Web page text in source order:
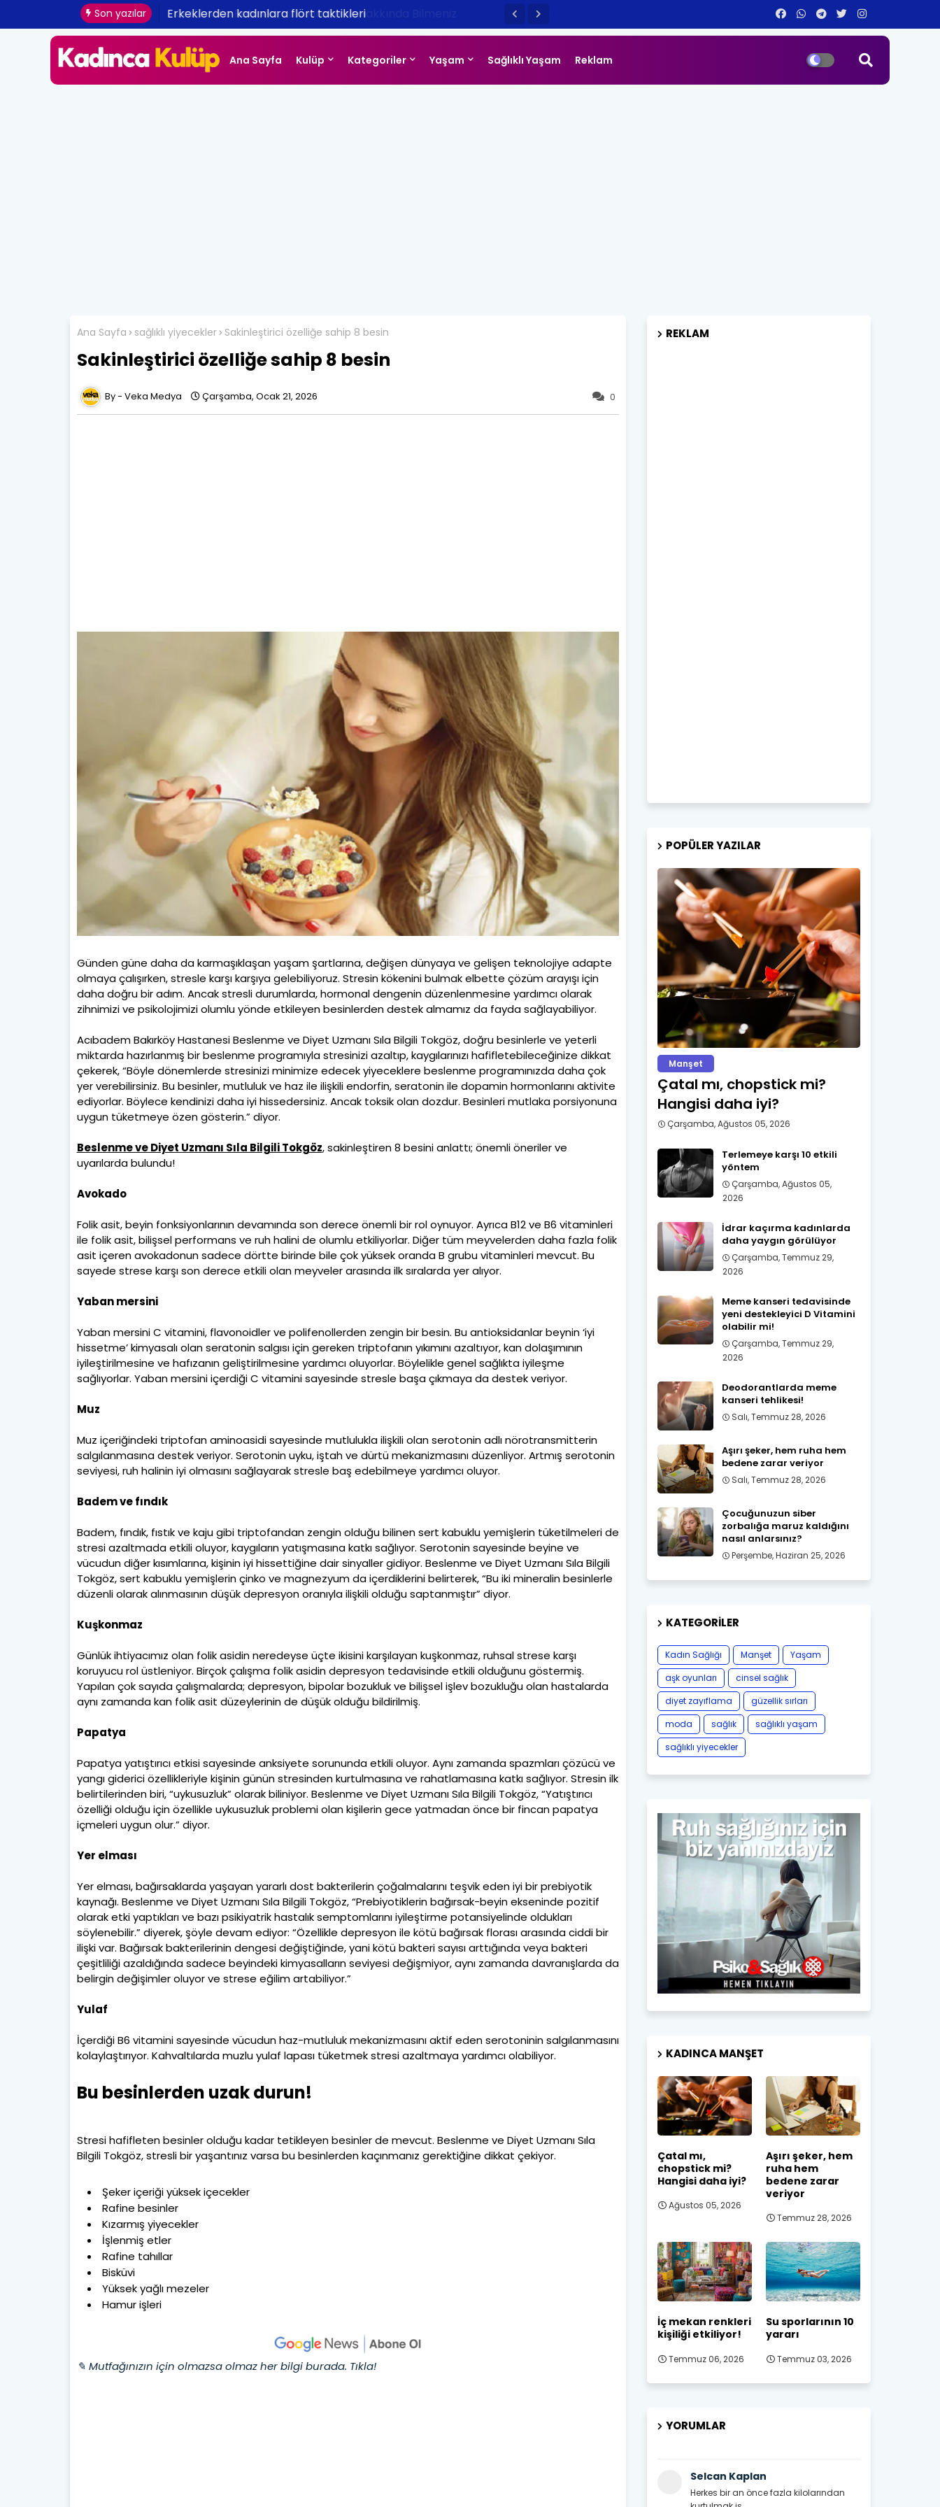
Son yazılar Erkeklerden kadınlara flört taktikleri
Ana Sayfa Kulüp Kategoriler Yaşam Sağlıklı Yaşam Reklam
Ana Sayfa sağlıklı yiyecekler Sakinleştirici özelliğe sahip 8 besin
Sakinleştirici özelliğe sahip 8 besin
0
Veka Medya Çarşamba, Ocak 21, 2026
Günden güne daha da karmaşıklaşan yaşam şartlarına, değişen dünyaya ve gelişen teknolojiye adapte
olmaya çalışırken, stresle karşı karşıya gelebiliyoruz. Stresin kökenini bulmak elbette çözüm arayışı için
daha doğru bir adım. Ancak stresli durumlarda, hormonal dengenin düzenlenmesine yardımcı olarak
zihnimizi ve psikolojimizi olumlu yönde etkileyen besinlerden destek almamız da fayda sağlayabiliyor.
Acıbadem Bakırköy Hastanesi Beslenme ve Diyet Uzmanı Sıla Bilgili Tokgöz, doğru besinlerle ve yeterli
miktarda hazırlanmış bir beslenme programıyla stresinizi azaltıp, kaygılarınızı hafifletebileceğinize dikkat
çekerek, “Böyle dönemlerde stresinizi minimize edecek yiyeceklere beslenme programınızda daha çok
yer verebilirsiniz. Bu besinler, mutluluk ve haz ile ilişkili endorfin, seratonin ile dopamin hormonlarını aktivite
ediyorlar. Böylece kendinizi daha iyi hissedersiniz. Ancak toksik olan dozdur. Besinleri mutlaka porsiyonuna
uygun tüketmeye özen gösterin.” diyor.
Beslenme ve Diyet Uzmanı Sıla Bilgili Tokgöz, sakinleştiren 8 besini anlattı; önemli öneriler ve
uyarılarda bulundu!
Avokado
Folik asit, beyin fonksiyonlarının devamında son derece önemli bir rol oynuyor. Ayrıca B12 ve B6 vitaminleri
ile folik asit, bilişsel performans ve ruh halini de olumlu etkiliyorlar. Diğer tüm meyvelerden daha fazla folik
asit içeren avokadonun sadece dörtte birinde bile çok yüksek oranda B grubu vitaminleri mevcut. Bu
sayede strese karşı son derece etkili olan meyveler arasında ilk sıralarda yer alıyor.
Yaban mersini
Yaban mersini C vitamini, flavonoidler ve polifenollerden zengin bir besin. Bu antioksidanlar beynin ‘iyi
hissetme’ kimyasalı olan seratonin salgısı için gereken triptofanın yıkımını azaltıyor, kan dolaşımının
iyileştirilmesine ve hafızanın geliştirilmesine yardımcı oluyorlar. Böylelikle genel sağlıkta iyileşme
sağlıyorlar. Yaban mersini içerdiği C vitamini sayesinde stresle başa çıkmaya da destek veriyor.
Muz
Muz içeriğindeki triptofan aminoasidi sayesinde mutlulukla ilişkili olan serotonin adlı nörotransmitterin
salgılanmasına destek veriyor. Serotonin uyku, iştah ve dürtü mekanizmasını düzenliyor. Artmış serotonin
seviyesi, ruh halinin iyi olmasını sağlayarak stresle baş edebilmeye yardımcı oluyor.
Badem ve fındık
Badem, fındık, fıstık ve kaju gibi triptofandan zengin olduğu bilinen sert kabuklu yemişlerin tüketilmeleri de
stresi azaltmada etkili oluyor, kaygıların yatışmasına katkı sağlıyor. Serotonin sayesinde beyine ve
vücudun diğer kısımlarına, kişinin iyi hissettiğine dair sinyaller gidiyor. Beslenme ve Diyet Uzmanı Sıla Bilgili
Tokgöz, sert kabuklu yemişlerin çinko ve magnezyum da içerdiklerini belirterek, “Bu iki mineralin besinlerle
düzenli olarak alınmasının düşük depresyon oranıyla ilişkili olduğu saptanmıştır” diyor.
Kuşkonmaz
Günlük ihtiyacımız olan folik asidin neredeyse üçte ikisini karşılayan kuşkonmaz, ruhsal strese karşı
koruyucu rol üstleniyor. Birçok çalışma folik asidin depresyon tedavisinde etkili olduğunu göstermiş.
Yapılan çok sayıda çalışmalarda; depresyon, bipolar bozukluk ve bilişsel işlev bozukluğu olan hastalarda
aynı zamanda kan folik asit düzeylerinin de düşük olduğu bildirilmiş.
Papatya
Papatya yatıştırıcı etkisi sayesinde anksiyete sorununda etkili oluyor. Aynı zamanda spazmları çözücü ve
yangı giderici özellikleriyle kişinin günün stresinden kurtulmasına ve rahatlamasına katkı sağlıyor. Stresin ilk
belirtilerinden biri, “uykusuzluk” olarak biliniyor. Beslenme ve Diyet Uzmanı Sıla Bilgili Tokgöz, “Yatıştırıcı
özelliği olduğu için özellikle uykusuzluk problemi olan kişilerin gece yatmadan önce bir fincan papatya
içmeleri uygun olur.” diyor.
Yer elması
Yer elması, bağırsaklarda yaşayan yararlı dost bakterilerin çoğalmalarını teşvik eden iyi bir prebiyotik
kaynağı. Beslenme ve Diyet Uzmanı Sıla Bilgili Tokgöz, “Prebiyotiklerin bağırsak-beyin ekseninde pozitif
olarak etki yaptıkları ve bazı psikiyatrik hastalık semptomlarını iyileştirme potansiyelinde oldukları
söylenebilir.” diyerek, şöyle devam ediyor: “Özellikle depresyon ile kötü bağırsak florası arasında ciddi bir
ilişki var. Bağırsak bakterilerinin dengesi değiştiğinde, yani kötü bakteri sayısı arttığında veya bakteri
çeşitliliği azaldığında sadece beyindeki kimyasalların seviyesi değişmiyor, aynı zamanda davranışlarda da
belirgin değişimler oluyor ve strese eğilim artabiliyor.”
Yulaf
İçerdiği B6 vitamini sayesinde vücudun haz-mutluluk mekanizmasını aktif eden serotoninin salgılanmasını
kolaylaştırıyor. Kahvaltılarda muzlu yulaf lapası tüketmek stresi azaltmaya yardımcı olabiliyor.
Bu besinlerden uzak durun!
Stresi hafifleten besinler olduğu kadar tetikleyen besinler de mevcut. Beslenme ve Diyet Uzmanı Sıla
Bilgili Tokgöz, stresli bir yaşantınız varsa bu besinlerden kaçınmanız gerektiğine dikkat çekiyor.
Şeker içeriği yüksek içecekler
Rafine besinler
Kızarmış yiyecekler
İşlenmiş etler
Rafine tahıllar
Bisküvi
Yüksek yağlı mezeler
Hamur işleri
✎ Mutfağınızın için olmazsa olmaz her bilgi burada. Tıkla!
REKLAM
POPÜLER YAZILAR
Manşet
Çatal mı, chopstick mi?
Hangisi daha iyi?
Çarşamba, Ağustos 05, 2026
Terlemeye karşı 10 etkili
yöntem
Çarşamba, Ağustos 05,
2026
İdrar kaçırma kadınlarda
daha yaygın görülüyor
Çarşamba, Temmuz 29,
2026
Meme kanseri tedavisinde
yeni destekleyici D Vitamini
olabilir mi!
Çarşamba, Temmuz 29,
2026
Deodorantlarda meme
kanseri tehlikesi!
Salı, Temmuz 28, 2026
Aşırı şeker, hem ruha hem
bedene zarar veriyor
Salı, Temmuz 28, 2026
Çocuğunuzun siber
zorbalığa maruz kaldığını
nasıl anlarsınız?
Perşembe, Haziran 25, 2026
KATEGORILER
Kadın Sağlığı Manşet
Yaşam
aşk oyunları
cinsel sağlık
diyet zayıflama
güzellik sırları
moda
sağlık
sağlıklı yaşam
sağlıklı yiyecekler
KADINCA MANŞET
Çatal mı,
chopstick mi?
Hangisi daha iyi?
Ağustos 05, 2026
Aşırı şeker, hem
ruha hem
bedene zarar
veriyor
Temmuz 28, 2026
İç mekan renkleri
kişiliği etkiliyor!
Temmuz 06, 2026
Su sporlarının 10
yararı
Temmuz 03, 2026
YORUMLAR
Selcan Kaplan
Herkes bir an önce fazla kilolarından